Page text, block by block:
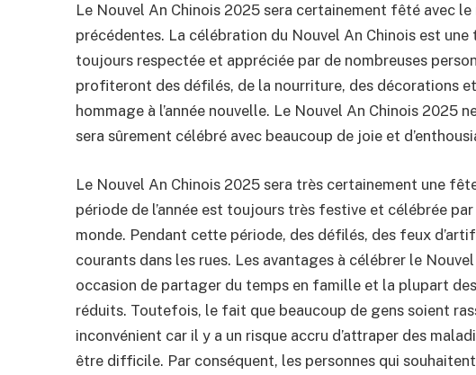
Le Nouvel An Chinois 2025 sera certainement fêté avec le
précédentes. La célébration du Nouvel An Chinois est
toujours respectée et appréciée par de nombreuses
profiteront des défilés, de la nourriture, des décorations
hommage à l’année nouvelle. Le Nouvel An Chinois
sera sûrement célébré avec beaucoup de joie et
Le Nouvel An Chinois 2025 sera très certainement une
période de l’année est toujours très festive et célébrée
monde. Pendant cette période, des défilés, des feux
courants dans les rues. Les avantages à célébrer le
occasion de partager du temps en famille et la plupart
réduits. Toutefois, le fait que beaucoup de gens soient
inconvénient car il y a un risque accru d’attraper des
être difficile. Par conséquent, les personnes qui